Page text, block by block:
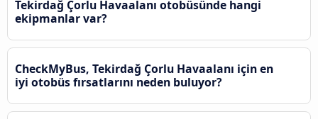
Tekirdağ Çorlu Havaalanı otobüsünde hangi
ekipmanlar var?
CheckMyBus, Tekirdağ Çorlu Havaalanı için en
iyi otobüs fırsatlarını neden buluyor?